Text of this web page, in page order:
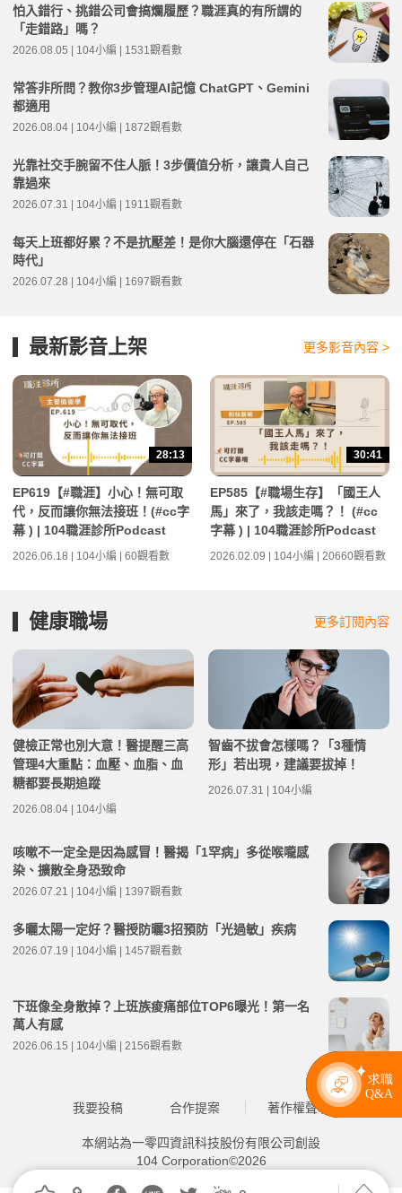
怕入錯行、挑錯公司會搞爛履歷？職涯真的有所謂的
「走錯路」嗎？
2026.08.05 | 104小編 | 1531觀看數
常答非所問？教你3步管理AI記憶 ChatGPT、Gemini
都適用
2026.08.04 | 104小編 | 1872觀看數
光靠社交手腕留不住人脈！3步價值分析，讓貴人自己
靠過來
2026.07.31 | 104小編 | 1911觀看數
每天上班都好累？不是抗壓差！是你大腦還停在「石器
時代」
2026.07.28 | 104小編 | 1697觀看數
最新影音上架 更多影音內容 >
28:13
EP619【#職涯】小心！無可取
代，反而讓你無法接班！(#cc字
幕 ) | 104職涯診所Podcast
2026.06.18 | 104小編 | 60觀看數
30:41
EP585【#職場生存】「國王人
馬」來了，我該走嗎？！ (#cc
字幕 ) | 104職涯診所Podcast
2026.02.09 | 104小編 | 20660觀看數
健康職場 更多訂閱內容
健檢正常也別大意！醫提醒三高
管理4大重點：血壓、血脂、血
糖都要長期追蹤
2026.08.04 | 104小編
智齒不拔會怎樣嗎？「3種情
形」若出現，建議要拔掉！
2026.07.31 | 104小編
咳嗽不一定全是因為感冒！醫揭「1罕病」多從喉嚨感
染、擴散全身恐致命
2026.07.21 | 104小編 | 1397觀看數
多曬太陽一定好？醫授防曬3招預防「光過敏」疾病
2026.07.19 | 104小編 | 1457觀看數
下班像全身散掉？上班族痠痛部位TOP6曝光！第一名
萬人有感
2026.06.15 | 104小編 | 2156觀看數
我要投稿 合作提案 著作權聲明
本網站為一零四資訊科技股份有限公司創設
104 Corporation©2026